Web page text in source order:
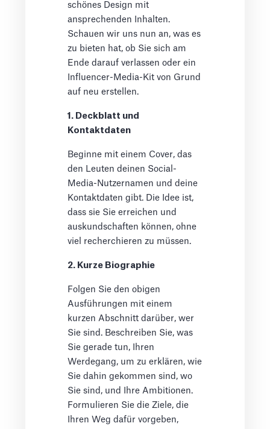
schönes Design mit
ansprechenden Inhalten.
Schauen wir uns nun an, was es
zu bieten hat, ob Sie sich am
Ende darauf verlassen oder ein
Influencer-Media-Kit von Grund
auf neu erstellen.
1. Deckblatt und
Kontaktdaten
Beginne mit einem Cover, das
den Leuten deinen Social-
Media-Nutzernamen und deine
Kontaktdaten gibt. Die Idee ist,
dass sie Sie erreichen und
auskundschaften können, ohne
viel recherchieren zu müssen.
2. Kurze Biographie
Folgen Sie den obigen
Ausführungen mit einem
kurzen Abschnitt darüber, wer
Sie sind. Beschreiben Sie, was
Sie gerade tun, Ihren
Werdegang, um zu erklären, wie
Sie dahin gekommen sind, wo
Sie sind, und Ihre Ambitionen.
Formulieren Sie die Ziele, die
Ihren Weg dafür vorgeben,